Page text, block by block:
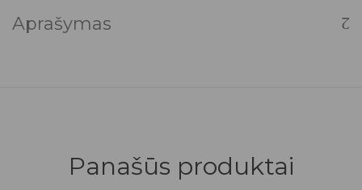
Aprašymas
Panašūs produktai